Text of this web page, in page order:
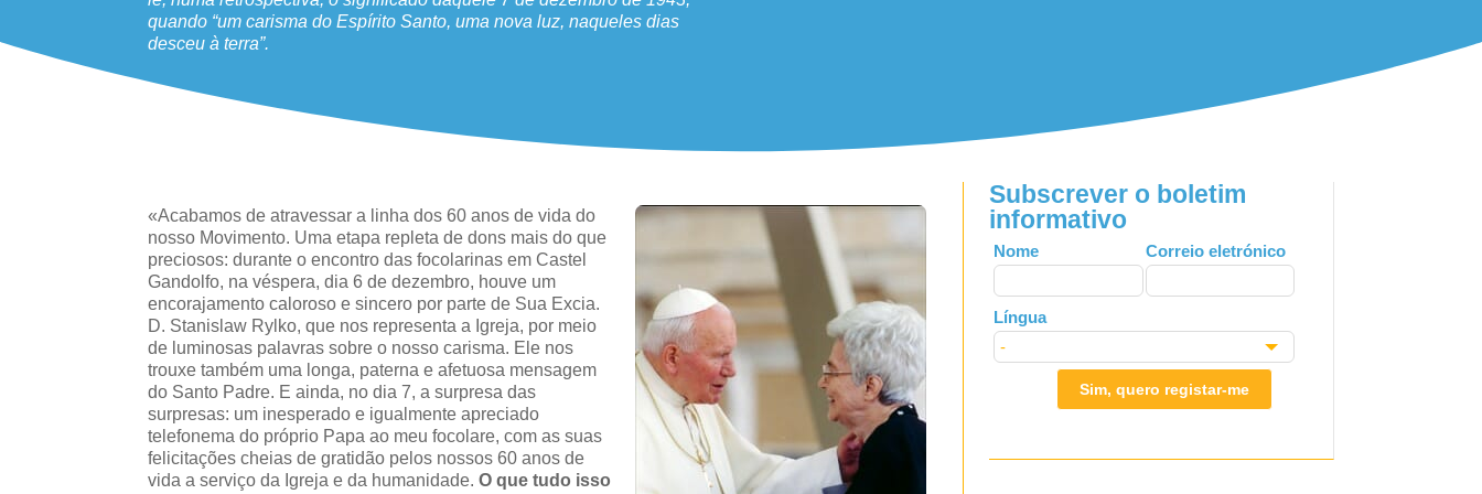
quando “um carisma do Espírito Santo, uma nova luz, naqueles dias
desceu à terra”.
«Acabamos de atravessar a linha dos 60 anos de vida do
nosso Movimento. Uma etapa repleta de dons mais do que
preciosos: durante o encontro das focolarinas em Castel
Gandolfo, na véspera, dia 6 de dezembro, houve um
encorajamento caloroso e sincero por parte de Sua Excia.
D. Stanislaw Rylko, que nos representa a Igreja, por meio
de luminosas palavras sobre o nosso carisma. Ele nos
trouxe também uma longa, paterna e afetuosa mensagem
do Santo Padre. E ainda, no dia 7, a surpresa das
surpresas: um inesperado e igualmente apreciado
telefonema do próprio Papa ao meu focolare, com as suas
felicitações cheias de gratidão pelos nossos 60 anos de
vida a serviço da Igreja e da humanidade.O que tudo isso
Subscrever o boletim
informativo
Leave
this
field
blank
Nome Correio eletrónico
Língua
Sim, quero registar-me